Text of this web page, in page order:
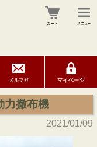
力撒布機
2021/01/09